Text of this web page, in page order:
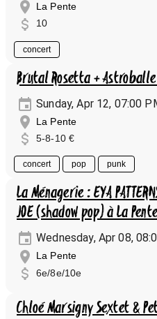
La Pente
10
concert
Brutal Rosetta + Astroballe
Sunday, Apr 12, 07:00
La Pente
5-8-10 €
concert pop punk
La Ménagerie : EYA
JOE (shadow pop) à La Pente
Wednesday, Apr 08,
La Pente
6e/8e/10e
Chloé Marsigny Sextet &